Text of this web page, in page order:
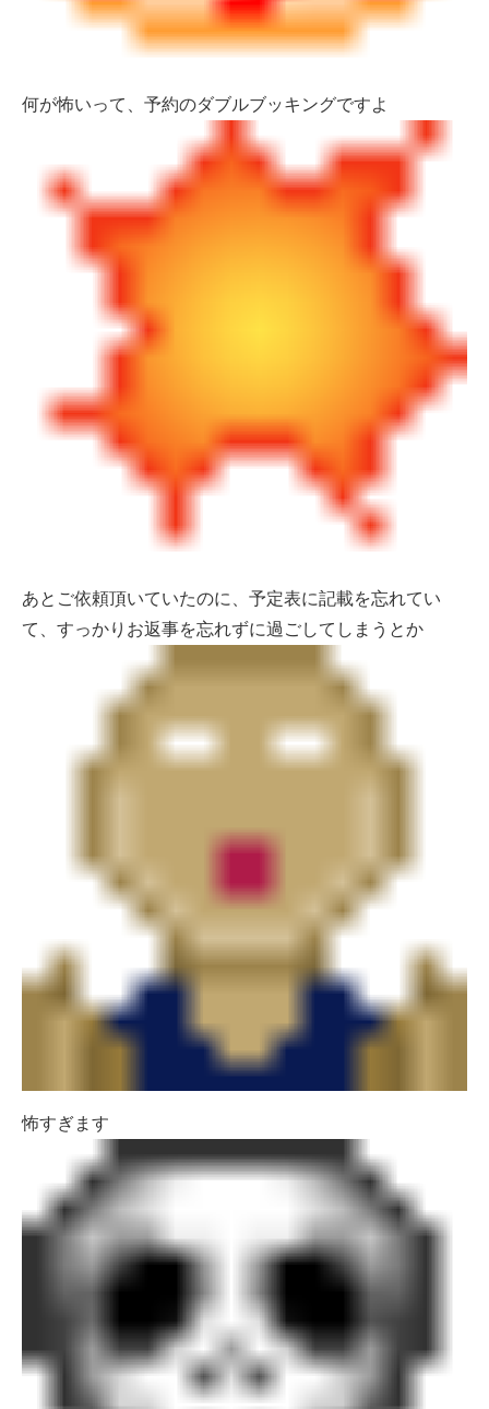
何が怖いって、予約のダブルブッキングですよ
あとご依頼頂いていたのに、予定表に記載を忘れてい
て、すっかりお返事を忘れずに過ごしてしまうとか
怖すぎます